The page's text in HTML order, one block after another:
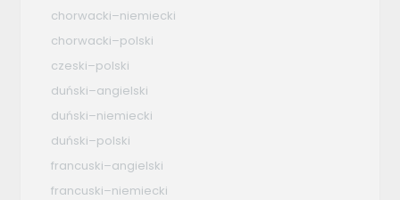
chorwacki–niemiecki
chorwacki–polski
czeski–polski
duński–angielski
duński–niemiecki
duński–polski
francuski–angielski
francuski–niemiecki